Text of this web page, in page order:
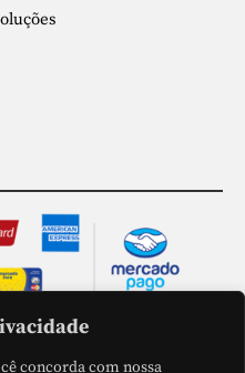
concorda com nossa